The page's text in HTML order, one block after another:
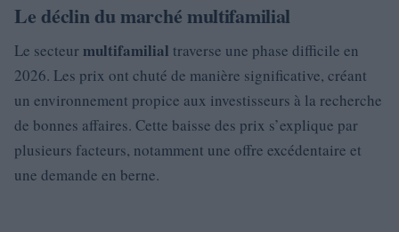
Le déclin du marché multifamilial
Le secteurmultifamilial traverse une phase difficile en
2026. Les prix ont chuté de manière significative, créant
un environnement propice aux investisseurs à la recherche
de bonnes affaires. Cette baisse des prix s’explique par
plusieurs facteurs, notamment une offre excédentaire et
une demande en berne.